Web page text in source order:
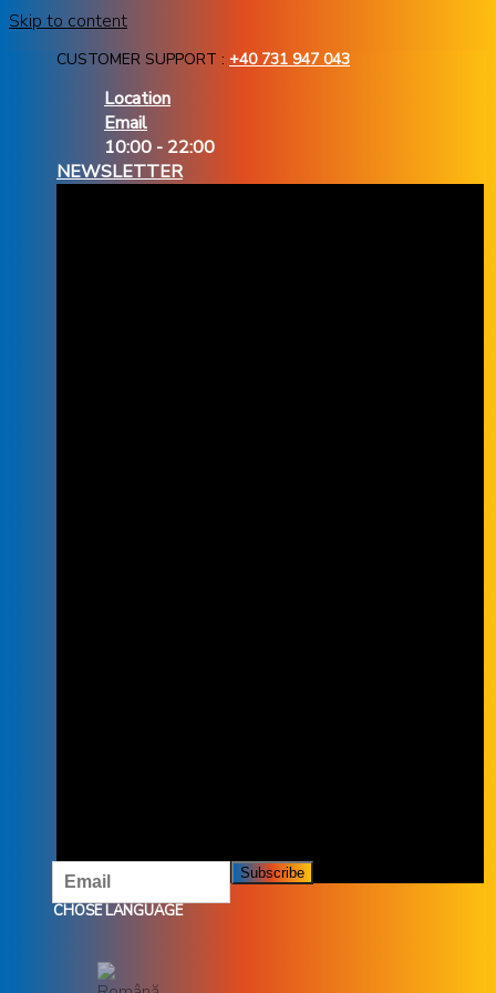
Skip to content
CUSTOMER SUPPORT : +40 731 947 043
Location
Email
10:00 - 22:00
NEWSLETTER
CHOSE LANGUAGE